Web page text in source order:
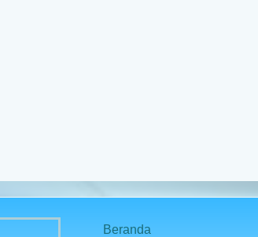
Beranda